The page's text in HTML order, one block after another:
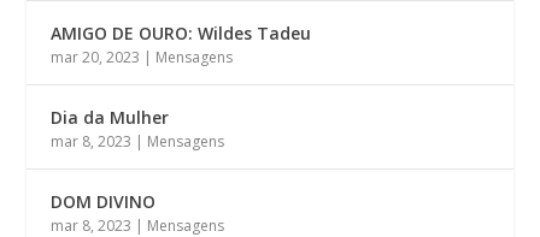
AMIGO DE OURO: Wildes Tadeu
mar 20, 2023 | Mensagens
Dia da Mulher
mar 8, 2023 | Mensagens
DOM DIVINO
mar 8, 2023 | Mensagens